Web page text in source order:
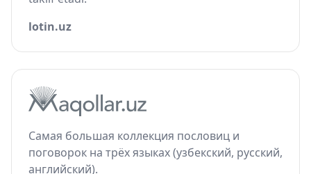
lotin.uz
Самая большая коллекция пословиц и
поговорок на трёх языках (узбекский, русский,
английский).